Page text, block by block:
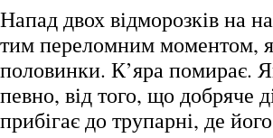
Напад двох відморозків на
тим переломним моментом,
половинки. К’яра помирає.
певно, від того, що добряче
прибігає до трупарні, де